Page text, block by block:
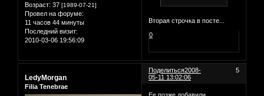
Возраст: 37 [1989-07-21]
Провел на форуме:
11 часов 44 минуты
Последний визит:
2010-03-06 19:56:09
Вторая строчка в посте...
0
Поделиться 5
2008-
05-11 13:02:06
LedyMorgan
Filia Tenebrae